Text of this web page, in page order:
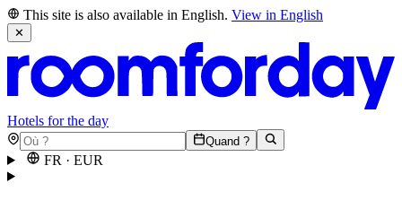
This site is also available in English. View in English
✕
Hotels for the day
Quand ?
FR · EUR